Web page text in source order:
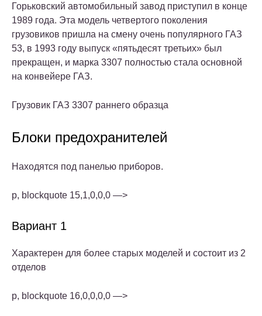
Горьковский автомобильный завод приступил в конце
1989 года. Эта модель четвертого поколения
грузовиков пришла на смену очень популярного ГАЗ
53, в 1993 году выпуск «пятьдесят третьих» был
прекращен, и марка 3307 полностью стала основной
на конвейере ГАЗ.
Грузовик ГАЗ 3307 раннего образца
Блоки предохранителей
Находятся под панелью приборов.
p, blockquote 15,1,0,0,0 —>
Вариант 1
Характерен для более старых моделей и состоит из 2
отделов
p, blockquote 16,0,0,0,0 —>